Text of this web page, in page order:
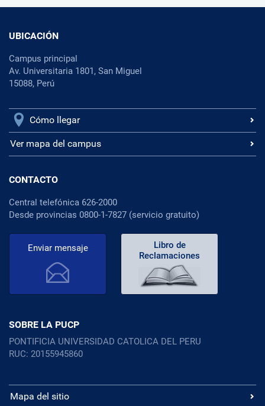
UBICACIÓN
Campus principal
Av. Universitaria 1801, San Miguel
15088, Perú
Cómo llegar
Ver mapa del campus
CONTACTO
Central telefónica 626-2000
Desde provincias 0800-1-7827 (servicio gratuito)
Enviar mensaje
Libro de
Reclamaciones
SOBRE LA PUCP
PONTIFICIA UNIVERSIDAD CATOLICA DEL PERU
RUC: 20155945860
Mapa del sitio